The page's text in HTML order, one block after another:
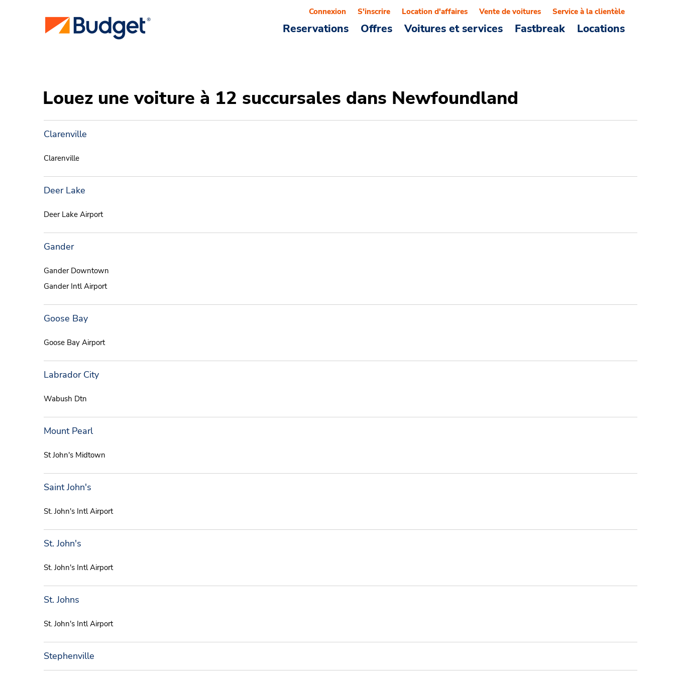
Reservations Offres Voitures et services Fastbreak Locations
Connexion S'inscrire Location d'affaires Vente de voitures Service à la clientèle
Louez une voiture à 12 succursales dans Newfoundland
Clarenville
Clarenville
Deer Lake
Deer Lake Airport
Gander
Gander Downtown
Gander Intl Airport
Goose Bay
Goose Bay Airport
Labrador City
Wabush Dtn
Mount Pearl
St John's Midtown
Saint John's
St. John's Intl Airport
St. John's
St. John's Intl Airport
St. Johns
St. John's Intl Airport
Stephenville